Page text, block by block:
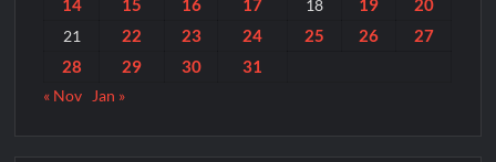
14
15 16 17 18 19 20
21 22 23 24 25 26
27
28
29 30 31
« Nov Jan »